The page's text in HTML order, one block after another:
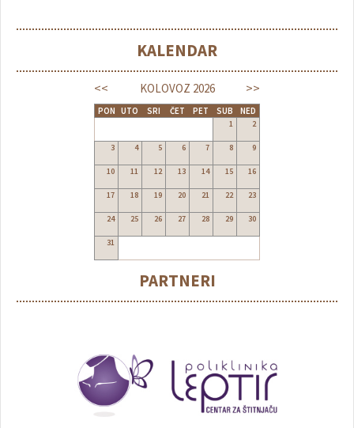
KALENDAR
<< >>
KOLOVOZ 2026
PON UTO SRI ČET PET SUB NED
1 2
3 4 5 6 7 8 9
10 11 12 13 14 15 16
17 18 19 20 21 22 23
24 25 26 27 28 29 30
31
PARTNERI